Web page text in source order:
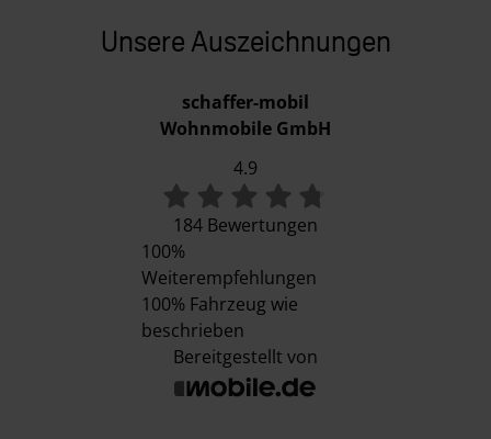
Unsere Auszeichnungen
schaffer-mobil
Wohnmobile GmbH
4.9
184 Bewertungen
100%
Weiterempfehlungen
100% Fahrzeug wie
beschrieben
Bereitgestellt von